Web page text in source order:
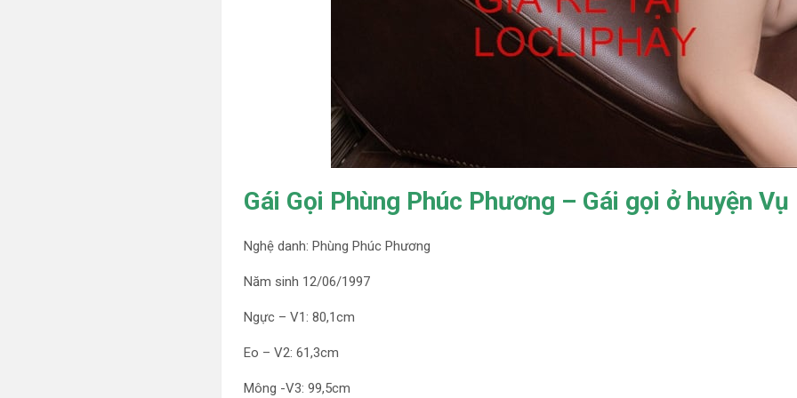
Gái Gọi Phùng Phúc Phương – Gái gọi ở huyện Vụ
Nghệ danh: Phùng Phúc Phương
Năm sinh 12/06/1997
Ngực – V1: 80,1cm
Eo – V2: 61,3cm
Mông -V3: 99,5cm